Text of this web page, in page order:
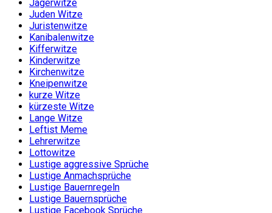
Jägerwitze
Juden Witze
Juristenwitze
Kanibalenwitze
Kifferwitze
Kinderwitze
Kirchenwitze
Kneipenwitze
kurze Witze
kürzeste Witze
Lange Witze
Leftist Meme
Lehrerwitze
Lottowitze
Lustige aggressive Sprüche
Lustige Anmachsprüche
Lustige Bauernregeln
Lustige Bauernsprüche
Lustige Facebook Sprüche